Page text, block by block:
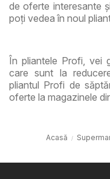
de oferte interesante
poți vedea în noul
În pliantele Profi, vei
care sunt la
pliantul Profi de
oferte la magazinele
Acasă